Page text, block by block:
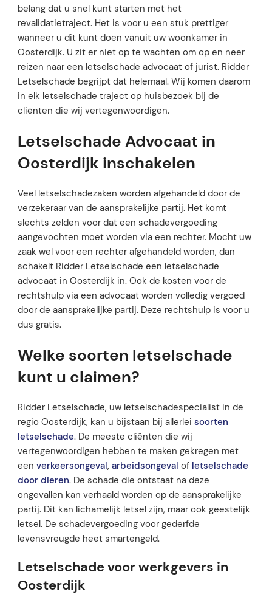
belang dat u snel kunt starten met het
revalidatietraject. Het is voor u een stuk prettiger
wanneer u dit kunt doen vanuit uw woonkamer in
Oosterdijk. U zit er niet op te wachten om op en neer
reizen naar een letselschade advocaat of jurist. Ridder
Letselschade begrijpt dat helemaal. Wij komen daarom
in elk letselschade traject op huisbezoek bij de
cliënten die wij vertegenwoordigen.
Letselschade Advocaat in
Oosterdijk inschakelen
Veel letselschadezaken worden afgehandeld door de
verzekeraar van de aansprakelijke partij. Het komt
slechts zelden voor dat een schadevergoeding
aangevochten moet worden via een rechter. Mocht uw
zaak wel voor een rechter afgehandeld worden, dan
schakelt Ridder Letselschade een letselschade
advocaat in Oosterdijk in. Ook de kosten voor de
rechtshulp via een advocaat worden volledig vergoed
door de aansprakelijke partij. Deze rechtshulp is voor u
dus gratis.
Welke soorten letselschade
kunt u claimen?
Ridder Letselschade, uw letselschadespecialist in de
regio Oosterdijk, kan u bijstaan bij allerlei soorten
letselschade. De meeste cliënten die wij
vertegenwoordigen hebben te maken gekregen met
een verkeersongeval, arbeidsongeval of letselschade
door dieren. De schade die ontstaat na deze
ongevallen kan verhaald worden op de aansprakelijke
partij. Dit kan lichamelijk letsel zijn, maar ook geestelijk
letsel. De schadevergoeding voor gederfde
levensvreugde heet smartengeld.
Letselschade voor werkgevers in
Oosterdijk